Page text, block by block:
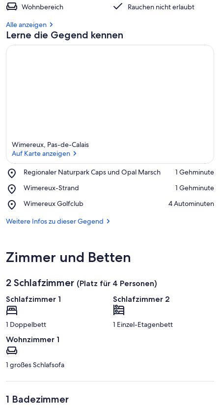
Wohnbereich
Rauchen nicht erlaubt
Alle anzeigen
Lerne die Gegend kennen
Wimereux, Pas-de-Calais
Auf Karte anzeigen
Regionaler Naturpark Caps und Opal Marsch
Place,
Naturpark
und
Marsch
‪1 Gehminute‬
Wimereux-Strand
Place,
Strand
‪1 Gehminute‬
Wimereux Golfclub
Place,
Golfclub
‪4 Autominuten‬
Weitere Infos zu dieser Gegend
Zimmer und Betten
2 Schlafzimmer (Platz für 4 Personen)
Schlafzimmer 1
1 Doppelbett
Schlafzimmer 2
1 Einzel-Etagenbett
Wohnzimmer 1
1 großes Schlafsofa
1 Badezimmer